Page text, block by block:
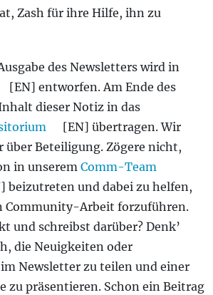
Zash für ihre Hilfe, ihn zu
des Newsletters wird in
[EN] entworfen. Am Ende des
dieser Notiz in das
[EN] übertragen. Wir
über Beteiligung. Zögere nicht,
in unserem Comm-Team
beizutreten und dabei zu helfen,
Community-Arbeit forzuführen.
und schreibst darüber? Denk’
die Neuigkeiten oder
Newsletter zu teilen und einer
zu präsentieren. Schon ein Beitrag